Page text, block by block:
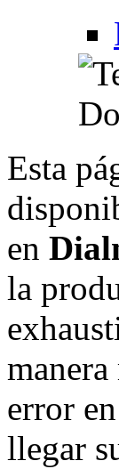
Esta
en
la
error
llegar